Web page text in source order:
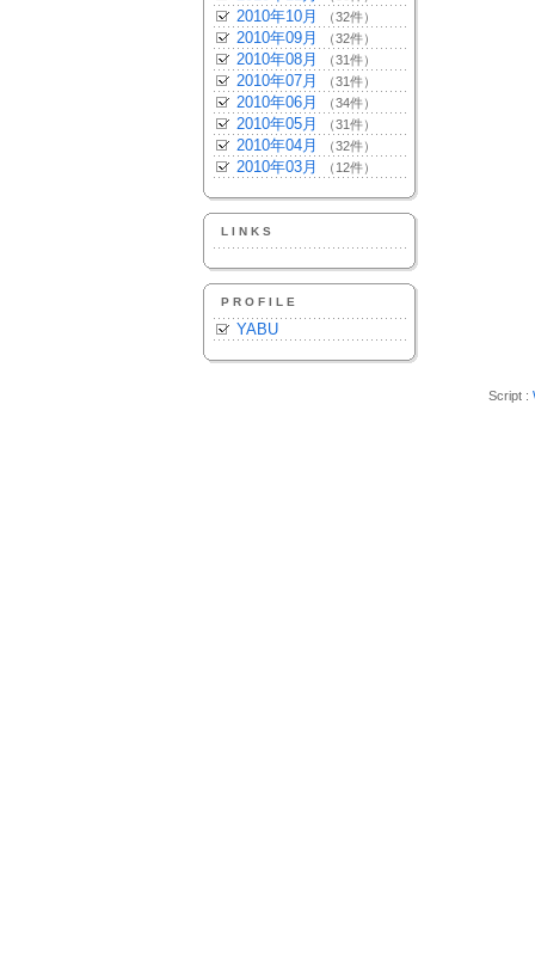
2010年10月 （32件）
2010年09月 （32件）
2010年08月 （31件）
2010年07月 （31件）
2010年06月 （34件）
2010年05月 （31件）
2010年04月 （32件）
2010年03月 （12件）
LINKS
PROFILE
YABU
Script :